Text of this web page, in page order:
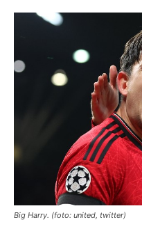
Big Harry. (foto: united, twitter)